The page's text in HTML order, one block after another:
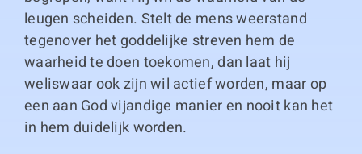
leugen scheiden. Stelt de mens weerstand
tegenover het goddelijke streven hem de
waarheid te doen toekomen, dan laat hij
weliswaar ook zijn wil actief worden, maar op
een aan God vijandige manier en nooit kan het
in hem duidelijk worden.